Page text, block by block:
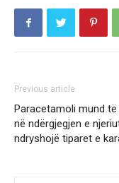
Previous article
Paracetamoli mund të
në ndërgjegjen e
ndryshojë tiparet e